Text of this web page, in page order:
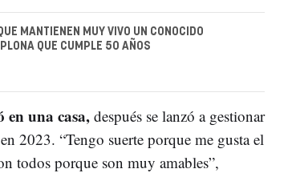
MANTIENEN MUY VIVO UN CONOCIDO
QUE CUMPLE 50 AÑOS
en una casa,después se lanzó a gestionar
2023. “Tengo suerte porque me gusta el
todos porque son muy amables”,